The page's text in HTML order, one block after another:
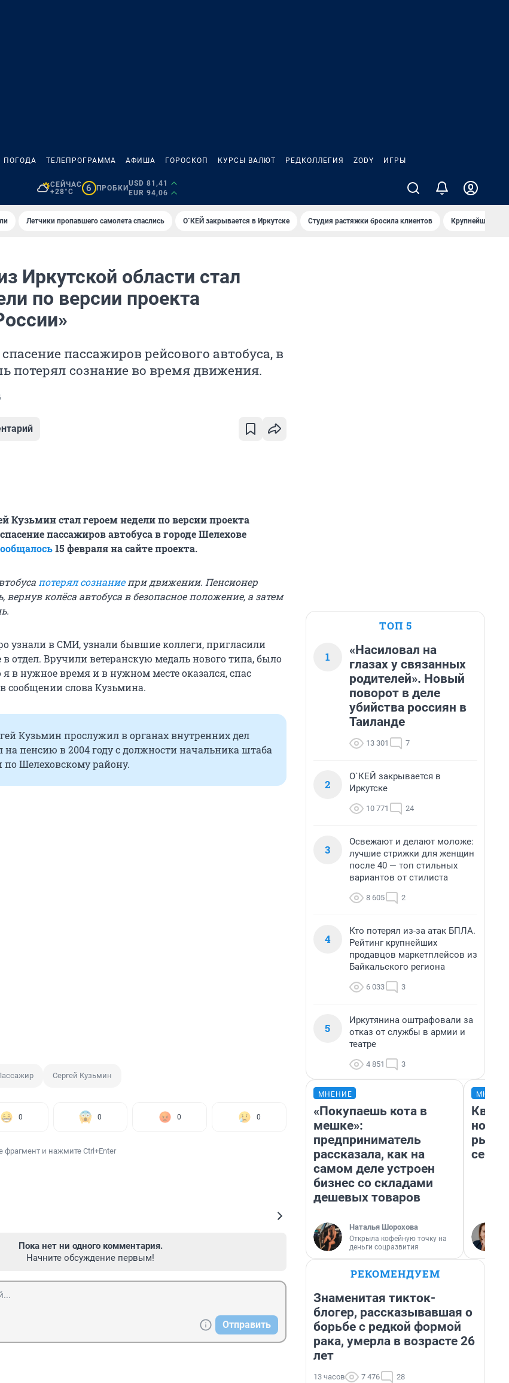
ПОГОДА ТЕЛЕПРОГРАММА АФИША ГОРОСКОП КУРСЫ ВАЛЮТ РЕДКОЛЛЕГИЯ ZODY ИГРЫ
СЕЙЧАС
+28°C
6 ПРОБКИ
USD 81,41
EUR 94,06
Летчики пропавшего самолета спаслись О`КЕЙ закрывается в Иркутске Студия растяжки бросила клиентов Крупнейшие
Иркутской области стал
по версии проекта
пассажиров рейсового автобуса, в
потерял сознание во время движения.
Кузьмин стал героем недели по версии проекта
пассажиров автобуса в городе Шелехове
15 февраля на сайте проекта.
потерял сознаниепри движении. Пенсионер
вернув колёса автобуса в безопасное положение, а затем
узнали в СМИ, узнали бывшие коллеги, пригласили
отдел. Вручили ветеранскую медаль нового типа, было
в нужное время и в нужном месте оказался, спас
сообщении слова Кузьмина.
Кузьмин прослужил в органах внутренних дел
на пенсию в 2004 году с должности начальника штаба
по Шелеховскому району.
Сергей Кузьмин
0 0 0 0
фрагмент и нажмите Ctrl+Enter
Пока нет ни одного комментария.
Начните обсуждение первым!
Отправить
ТОП 5
1
«Насиловал на
глазах у связанных
родителей». Новый
поворот в деле
убийства россиян в
Таиланде
13 301 7
2
О`КЕЙ закрывается в
Иркутске
10 771 24
3
Освежают и делают моложе:
лучшие стрижки для женщин
после 40 — топ стильных
вариантов от стилиста
8 605 2
4
Кто потерял из-за атак БПЛА.
Рейтинг крупнейших
продавцов маркетплейсов из
Байкальского региона
6 033 3
5
Иркутянина оштрафовали за
отказ от службы в армии и
театре
4 851 3
МНЕНИЕ
«Покупаешь кота в
мешке»:
предприниматель
рассказала, как на
самом деле устроен
бизнес со складами
дешевых товаров
Наталья Шорохова
Открыла кофейную точку на
деньги соцразвития
но
РЕКОМЕНДУЕМ
Знаменитая тикток-
блогер, рассказывавшая о
борьбе с редкой формой
рака, умерла в возрасте 26
лет
13 часов 7 476 28